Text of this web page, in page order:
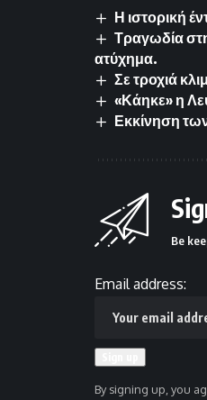
Η ιστορική
Τραγωδία
ατύχημα.
Σε τροχιά
«Κάηκε» η
Εκκίνηση
Be
Email address:
By signing up, you